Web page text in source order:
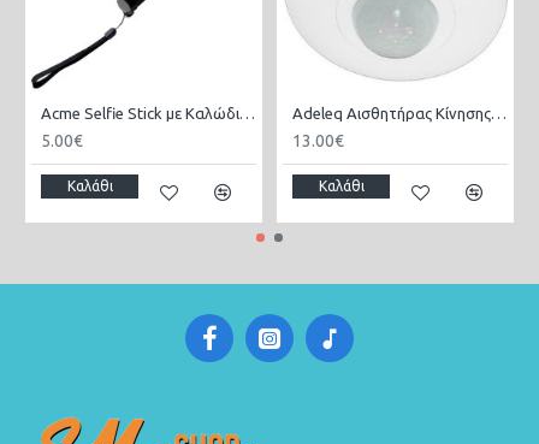
Acme Selfie Stick με Καλώδιο – Ρυθμιζόμενο & Συμβατό με iOS & Android
5.00€
Καλάθι
Adeleq Αισθητήρας Κίνησης με Εμβέλεια 6m Υπερύθρων Οροφής 1200W 6A Ανίχνευση 360° έως IP20 σε Λευκό Χρώμα 10-510
13.00€
Καλάθι